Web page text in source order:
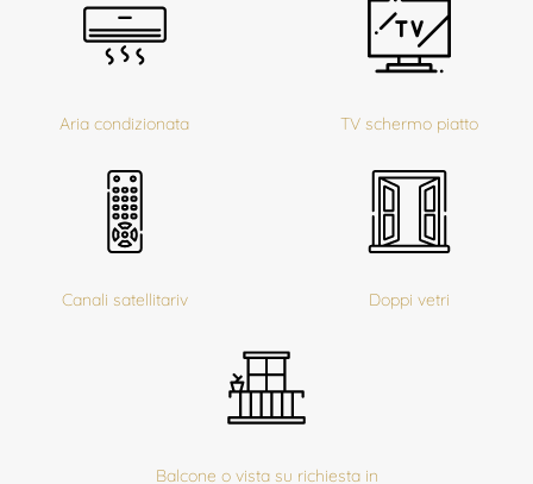
Aria condizionata TV schermo piatto
Canali satellitariv Doppi vetri
Balcone o vista su richiesta in